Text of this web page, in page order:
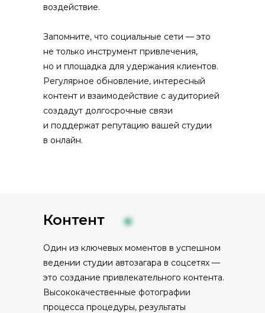
воздействие.
Запомните, что социальные сети — это
не только инструмент привлечения,
но и площадка для удержания клиентов.
Регулярное обновление, интересный
контент и взаимодействие с аудиторией
создадут долгосрочные связи
и поддержат репутацию вашей студии
в онлайн.
Контент
Один из ключевых моментов в успешном
ведении студии автозагара в соцсетях —
это создание привлекательного контента.
Высококачественные фотографии
процесса процедуры, результаты